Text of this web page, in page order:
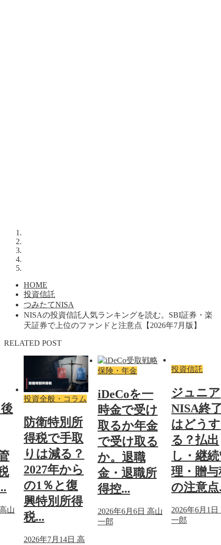
HOME
投資信託
つみたてNISA
NISAの投資信託人気ランキングを読む。SBI証券・楽
天証券で上位のファンドと注意点【2026年7月版】
RELATED POST
山
投資全般・コラム
防衛特別所
得税で手取
りは減る？
2027年から
の1％と復
興特別所得
税...
2026年7月14日 高
保険・年金
iDeCoを一
時金で受け
取るか年金
で受け取る
か。退職
金・退職所
得控...
2026年6月6日 高山
一郎
投資信託
ジュニア
NISA終
はどうす
る？払出
し・継
理・贈
の注意点
2026年6月1日
一郎